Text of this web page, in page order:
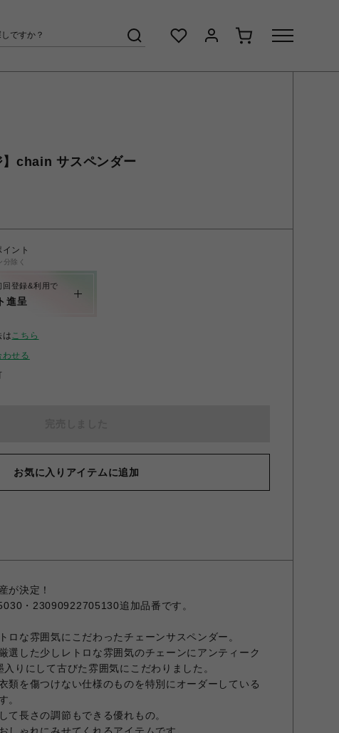
】chain サスペンダー
イント
除く
回登録&利用で
進呈
はこちら
わせる
お気に入りアイテムに追加
が決定！
・23090922705130追加品番です。
ロな雰囲気にこだわったチェーンサスペンダー。
選した少しレトロな雰囲気のチェーンにアンティーク
りにして古びた雰囲気にこだわりました。
類を傷つけない仕様のものを特別にオーダーしている
。
て長さの調節もできる優れもの。